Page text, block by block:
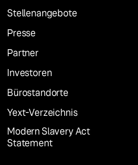
Stellenangebote
Presse
Partner
Investoren
Bürostandorte
Yext-Verzeichnis
Modern Slavery Act
Statement